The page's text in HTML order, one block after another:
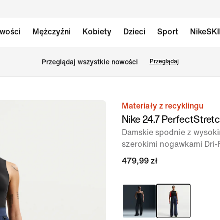
Mężczyźni Kobiety Dzieci Sport
Przeglądaj wszystkie nowości Przeglądaj
obrazMateriały z recyklingu
Nike 24.7
Damskie spodnie z
szerokimi nogawkami Dri-
479,99 zł